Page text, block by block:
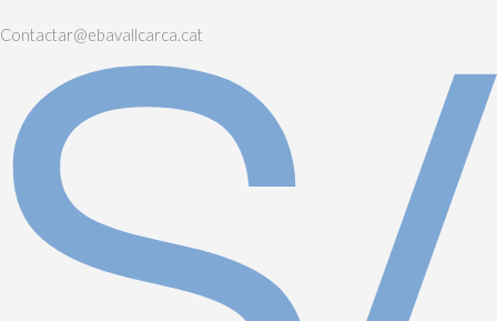
Contactar@ebavallcarca.cat